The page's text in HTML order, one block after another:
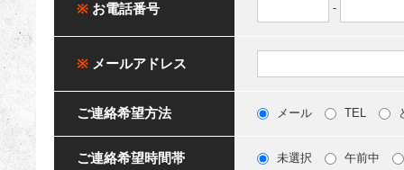
※ お電話番号 -
※ メールアドレス
ご連絡希望方法 メール TEL
ご連絡希望時間帯 未選択 午前中